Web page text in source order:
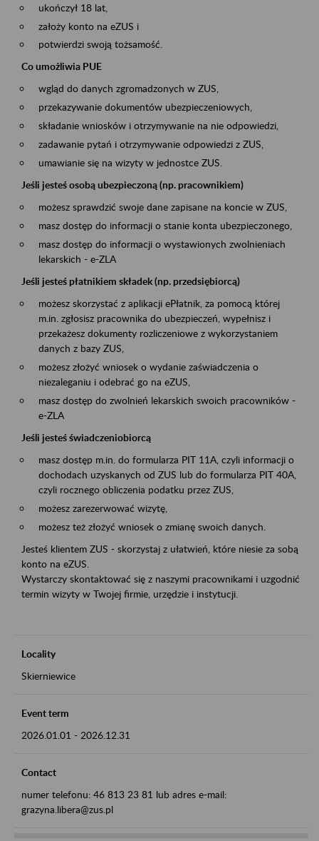
ukończył 18 lat,
założy konto na eZUS i
potwierdzi swoją tożsamość.
Co umożliwia PUE
wgląd do danych zgromadzonych w ZUS,
przekazywanie dokumentów ubezpieczeniowych,
składanie wniosków i otrzymywanie na nie odpowiedzi,
zadawanie pytań i otrzymywanie odpowiedzi z ZUS,
umawianie się na wizyty w jednostce ZUS.
Jeśli jesteś osobą ubezpieczoną (np. pracownikiem)
możesz sprawdzić swoje dane zapisane na koncie w ZUS,
masz dostęp do informacji o stanie konta ubezpieczonego,
masz dostęp do informacji o wystawionych zwolnieniach
lekarskich - e-ZLA
Jeśli jesteś płatnikiem składek (np. przedsiębiorcą)
możesz skorzystać z aplikacji ePłatnik, za pomocą której
m.in. zgłosisz pracownika do ubezpieczeń, wypełnisz i
przekażesz dokumenty rozliczeniowe z wykorzystaniem
danych z bazy ZUS,
możesz złożyć wniosek o wydanie zaświadczenia o
niezaleganiu i odebrać go na eZUS,
masz dostęp do zwolnień lekarskich swoich pracowników -
e-ZLA
Jeśli jesteś świadczeniobiorcą
masz dostęp m.in. do formularza PIT 11A, czyli informacji o
dochodach uzyskanych od ZUS lub do formularza PIT 40A,
czyli rocznego obliczenia podatku przez ZUS,
możesz zarezerwować wizytę,
możesz też złożyć wniosek o zmianę swoich danych.
Jesteś klientem ZUS - skorzystaj z ułatwień, które niesie za sobą
konto na eZUS.
Wystarczy skontaktować się z naszymi pracownikami i uzgodnić
termin wizyty w Twojej firmie, urzędzie i instytucji.
Locality
Skierniewice
Event term
2026.01.01 - 2026.12.31
Contact
numer telefonu: 46 813 23 81 lub adres e-mail:
grazyna.libera@zus.pl